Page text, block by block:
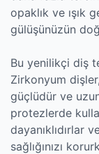
opaklık ve ışık
gülüşünüzün
Bu yenilikçi diş
Zirkonyum
güçlüdür ve
protezlerde
dayanıklıdırlar
sağlığınızı